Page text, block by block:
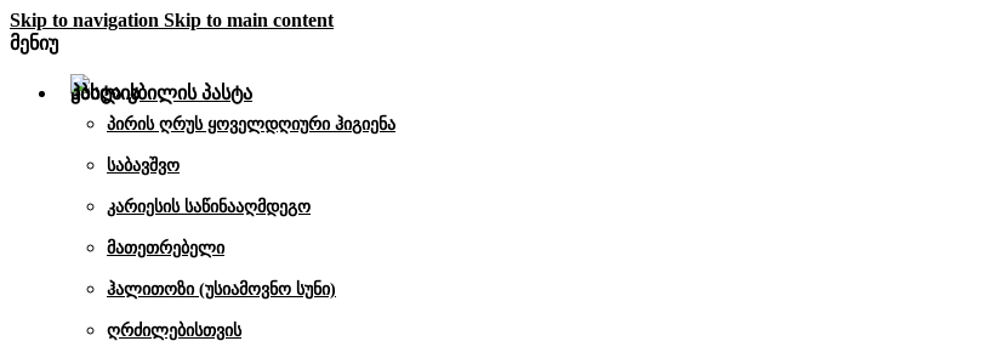
Skip to navigation Skip to main content
მენიუ
კბილის პასტა
პირის ღრუს ყოველდღიური ჰიგიენა
საბავშვო
კარიესის საწინააღმდეგო
მათეთრებელი
ჰალითოზი (უსიამოვნო სუნი)
ღრძილებისთვის